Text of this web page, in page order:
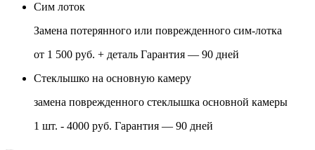
Сим лоток
Замена потерянного или поврежденного сим-лотка
от 1 500 руб. + деталь Гарантия — 90 дней
Стеклышко на основную камеру
замена поврежденного стеклышка основной камеры
1 шт. - 4000 руб. Гарантия — 90 дней